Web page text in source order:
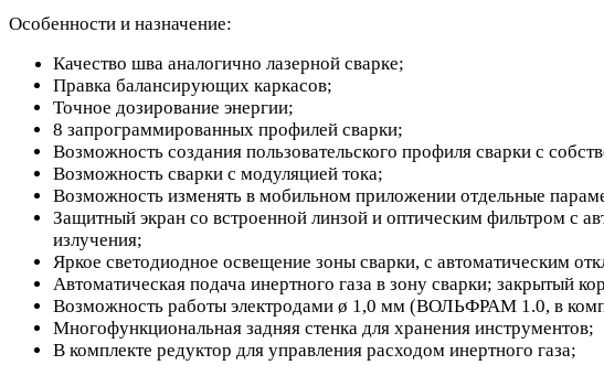
Особенности и назначение:
Качество шва аналогично лазерной сварке;
Правка балансирующих каркасов;
Точное дозирование энергии;
8 запрограммированных профилей сварки;
Возможность создания пользовательского профиля сварки с
Возможность сварки с модуляцией тока;
Возможность изменять в мобильном приложении отдельные
Защитный экран со встроенной линзой и оптическим фильтром с
излучения;
Яркое светодиодное освещение зоны сварки, с автоматическим
Автоматическая подача инертного газа в зону сварки; закрытый
Возможность работы электродами ø 1,0 мм (ВОЛЬФРАМ 1.0, в
Многофункциональная задняя стенка для хранения инструментов;
В комплекте редуктор для управления расходом инертного газа;